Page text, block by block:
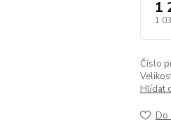
1
1
Číslo
Hlídat
Do